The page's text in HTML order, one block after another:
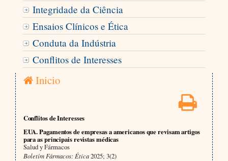
Integridade da Ciência
Ensaios Clínicos e Ética
Conduta da Indústria
Conflitos de Interesses
Inicio
Conflitos de Interesses
EUA. Pagamentos de empresas a americanos que revisam artigos
para as principais revistas médicas
Salud y Fármacos
Boletím Fármacos: Ética2025; 3(2)